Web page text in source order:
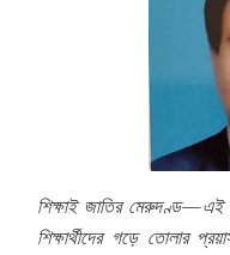
শিক্ষাই জাতির মেরুদণ্ড—এই
শিক্ষার্থীদের গড়ে তোলার